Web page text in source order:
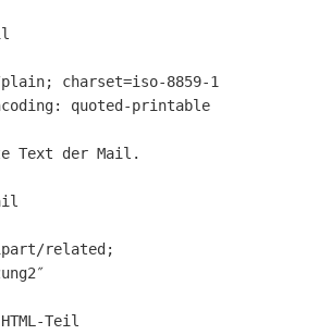
charset=iso-8859-1
quoted-printable
Text der Mail.
related;
Teil